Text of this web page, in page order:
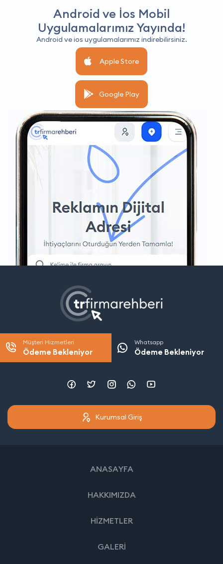
Android ve İos Mobil
Uygulamalarımız Yayında!
Android ve ios uygulamalarımız indirebilirsiniz.
Apple Store
Google Play
Müşteri Hizmetleri
Ödeme Bekleniyor
Whatsapp
Ödeme Bekleniyor
Kurumsal Giriş
ANASAYFA
HAKKIMIZDA
HİZMETLER
GALERİ